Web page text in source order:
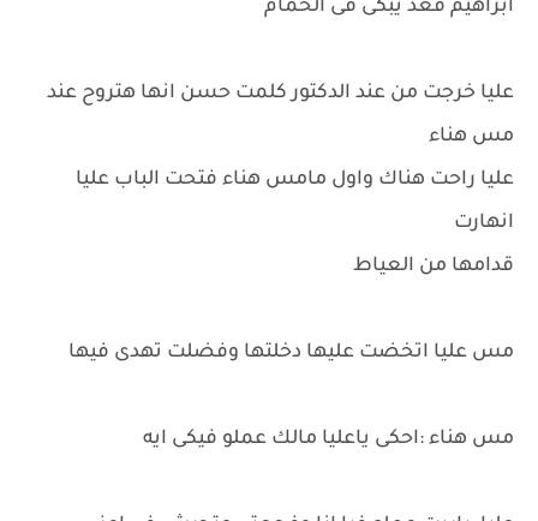
ابراهيم قعد يبكى فى الحمام
عليا خرجت من عند الدكتور كلمت حسن انها هتروح عند
مس هناء
عليا راحت هناك واول مامس هناء فتحت الباب عليا
انهارت
قدامها من العياط
مس عليا اتخضت عليها دخلتها وفضلت تهدى فيها
مس هناء :احكى ياعليا مالك عملو فيكى ايه